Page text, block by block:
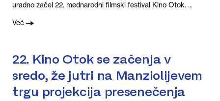
uradno začel 22. mednarodni filmski festival Kino Otok. ...
Več
22. Kino Otok se začenja v
sredo, že jutri na Manziolijevem
trgu projekcija presenečenja